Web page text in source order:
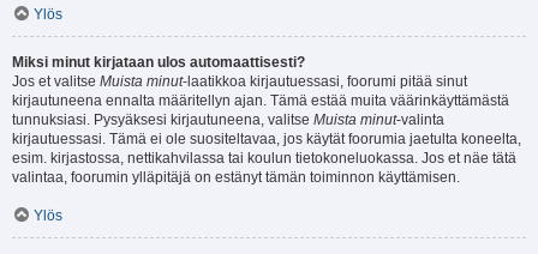
Ylös
Miksi minut kirjataan ulos automaattisesti?
Jos et valitse Muista minut-laatikkoa kirjautuessasi, foorumi pitää sinut
kirjautuneena ennalta määritellyn ajan. Tämä estää muita väärinkäyttämästä
tunnuksiasi. Pysyäksesi kirjautuneena, valitse Muista minut-valinta
kirjautuessasi. Tämä ei ole suositeltavaa, jos käytät foorumia jaetulta koneelta,
esim. kirjastossa, nettikahvilassa tai koulun tietokoneluokassa. Jos et näe tätä
valintaa, foorumin ylläpitäjä on estänyt tämän toiminnon käyttämisen.
Ylös